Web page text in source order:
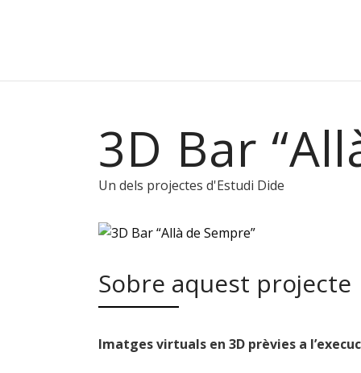
3D Bar
Un dels projectes d'Estudi Dide
Sobre aquest projecte
Imatges virtuals en 3D prèvies a